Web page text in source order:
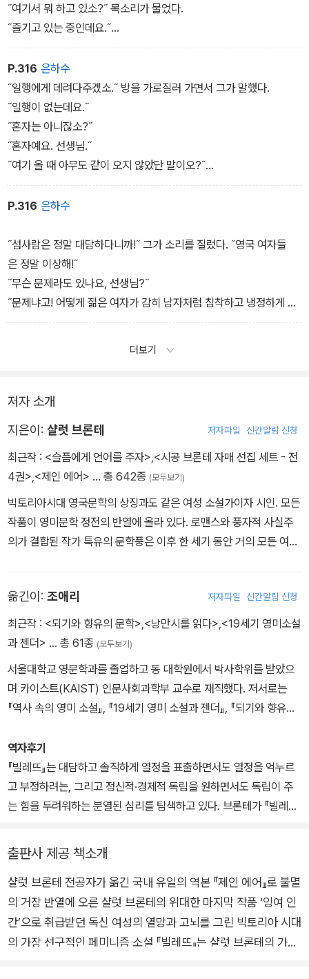
˝여기서 뭐 하고 있소?˝ 목소리가 물었다.
˝즐기고 있는 중인데요.˝
˝즐기고 있는 중이라고! 실례지만 뭘 즐기고 있소? 어쨌든 내가일으
켜주겠소. 내 팔을 잡으시오. 저쪽으로 갑시다.˝
˝나는 정확하게 그가 하라는 대로 했다. 로마에서 돌아온 뽈 에마뉘
엘 선생(그렇다, 그였다)은 여행이라는 새로운 수훈으로 이마를월계
관으로 장식한 사람답게 전보다 더 관대해진 것 같았다.
P.316 은하수
˝일행에게 데려다주겠소.˝ 방을 가로질러 가면서 그가 말했다.
˝일행이 없는데요.˝
˝혼자는 아니잖소?˝
˝혼자예요. 선생님.˝
˝여기 올 때 아무도 같이 오지 않았단 말이오?˝
˝아니요, 선생님. 존 선생님께서 데려다주셨어요.˝
˝물론, 존 선생과 그의 어머니가 함께 왔겠죠?˝
˝그러면 그 사람이 저 그림을 보라고 했단 말이오?˝
˝그런 건 아니에요. 제가 찾아낸 거예요.˝
그 순간 뽈 선생은 머리를 까마귀 털처럼 짧게 쳤든지 아니면 머리털
을 뻣뻣하게 곤두세운 것 같았다. 이제 그를 간파한
나는 침착한 태도로 그를 약올리는 게 약
P.316 은하수
˝섬사람은 정말 대담하다니까!˝ 그가 소리를 질렀다. ˝영국 여자들
은 정말 이상해!˝
˝무슨 문제라도 있나요, 선생님?˝
˝문제냐고! 어떻게 젊은 여자가 감히 남자처럼 침착하고 냉정하게 앉
아서 저 그림을 볼 수 있단 말이오?˝
˝하지만 선생님 말씀대로 같이 온 사람, 그러니까 일행이 없을 때
슨 차이가 있어요? 누구도 절 간섭하지 않는데요.˝
˝조용히 하고 저기 앉으시오!˝ 그는 유난히 어두운 구석에 의자
를 쾅 하고 놓으며 말했다. 아주 처량한 일련의 ‘그림들‘ 앞이었다.
˝하지만 선생님...…..˝
˝하지만 선생, 앉아서 꼼짝 마시오. 내 말 알아듣겠소? 당신을 찾으
러 사람이 올 때까지, 아니면 내가 허락할 때까지 꼼짝 말고 여기에 있
대체 자기가 뭔데 있으라마라 허락을 하네마네... 조용히 하라는 둥
저는 의자를 쾅 놓고 사람을 묻지도 않고 팔을 끌고가서 엉뚱한 그림
을 보라마라
존 선생이 데려다줬다는데 대체 자기가 뭐라고 저러는지... 선생이라
는 작자가..
나는건 마찬가지! 그 시대에선 여자 혼자 에스코트하는 남자 없이 외
출하는 것이 용납이 안됐다해도 그럼 뽈 선생 자긴 루시와 무슨 관계
인데 저러는지 원!
인신공격성 발언을기본으로 장착하고 있는 젤 기분나쁜 캐릭터다!
더보기
저자 소개
지은이: 샬럿 브론테 저자파일 신간알림 신청
최근작 : <슬픔에게 언어를 주자>,<시공 브론테 자매 선집 세트 - 전
4권>,<제인 에어> … 총 642종 (모두보기)
빅토리아시대 영국문학의 상징과도 같은 여성 소설가이자 시인. 모든
작품이 영미문학 정전의 반열에 올라 있다. 로맨스와 풍자적 사실주
의가 결합된 작가 특유의 문학풍은 이후 한 세기 동안 거의 모든 여성
께 카우언브리지 기숙학교에 입학했으나, 열악한 환경으로 인해 두
언니는 폐결핵에 걸려 사망한다. 남은 네 남매 샬럿, 브랜웰, 에밀리,
앤 브론테는 자신들만의 가상 세계를 창조하여 이에 대한 글을 놀이
은 졸업 이후 그곳에서 3년간 교사 생활을 하며, 그때 느낀 우울함과
고독함을 서정적인 시에 담는다. 학교를 나와 요크셔의 여러 부유한
집안에서 가정교사로 일하던 그는 1842년 자신만의 학교를 설립하
47년 《제인 에어》를 출간하여 엄청난 성공을 거둔다. 1848년 《셜
리》를 집필하기 시작하지만, 같은 해 9월부터 1849년 사이에 세 남
매 브랜웰, 에밀리, 앤이 차례로 모두 죽는다. 한동안 글 쓰는 것을 중
단했던 샬럿은 슬픔을 극복하기 위한 수단으로 다시 집필을 시작했으
여성으로서는 보기 드물게 독신을 고집했던 샬럿은 1854년 아버지
악화되어 이듬해 봄 서른여덟에 세상을 떠난다. 첫 집필작이나 공개
되지 않았던 장편소설 《교수》는 1857년, 그의 사후에야 출간된다.
《셜리》에서 《빌레트》(1853)까지, 샬럿의 소설들은 당시 영국 사회
에서 여성이 처해 있던 상황을 생생하게 그려냈으며 여성의 경제적,
옮긴이: 조애리 저자파일 신간알림 신청
최근작 : <되기와 향유의 문학>,<낭만시를 읽다>,<19세기 영미소설
과 젠더> … 총 61종 (모두보기)
서울대학교 영문학과를 졸업하고 동 대학원에서 박사학위를 받았으
며 카이스트(KAIST) 인문사회과학부 교수로 재직했다. 저서로는
『역사 속의 영미 소설』, 『19세기 영미 소설과 젠더』, 『되기와 향유의
의 야수』, 『에밀리 디킨슨 시선집』, 『에드거 앨런 포 시선집』, 『윌리엄
블레이크 시선집』, 『문화 코드, 어떻게 읽을 것인가 1, 2』(공역), 『젠
더란 무엇인가』(공역) 등이 있다.
역자후기
『빌레뜨』는 대담하고 솔직하게 열정을 표출하면서도 열정을 억누르
고 부정하려는, 그리고 정신적·경제적 독립을 원하면서도 독립이 주
는 힘을 두려워하는 분열된 심리를 탐색하고 있다. 브론테가 『빌레
도 있고, 깊이 있는 내면을 그리면서도 현실세계와의 갈등을 거머쥐
는 출중한 리얼리즘 작품을 낳을 수도 있었을 것이다. 작품 전체의 완
성도로 본다면 『빌레뜨』는 『제인 에어』에 미치지 못하지만 이 불안정
함과 불완전함 속에 『제인 에어』에서는 찾을 수 없는 매력이 숨어 있
다. 그 매력은 가능성, 새로운 지평이 열릴 것 같은 가능성에서 비롯된
다.
출판사 제공 책소개
샬럿 브론테 전공자가 옮긴 국내 유일의 역본 『제인 에어』로 불멸
의 거장 반열에 오른 샬럿 브론테의 위대한 마지막 작품 ‘잉여 인
간’으로 취급받던 독신 여성의 열망과 고뇌를 그린 빅토리아 시대
의 가장 선구적인 페미니즘 소설 『빌레뜨』는 샬럿 브론테의 가장